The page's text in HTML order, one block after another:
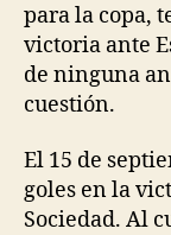
para la copa,
victoria ante
de ninguna
cuestión.
El 15 de
goles en la
Sociedad. Al